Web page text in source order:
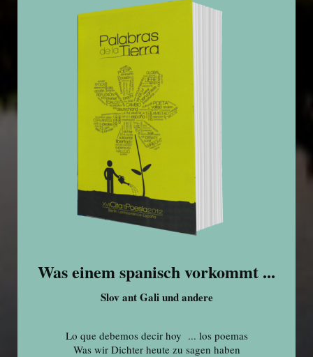
Was einem spanisch vorkommt ...
Slov ant Gali und andere
Lo que debemos decir hoy ... los poemas
Was wir Dichter heute zu sagen haben